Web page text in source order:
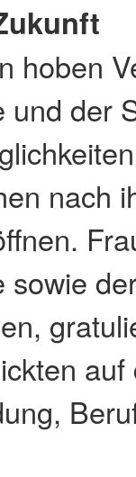
hoben
und der
nach
sowie